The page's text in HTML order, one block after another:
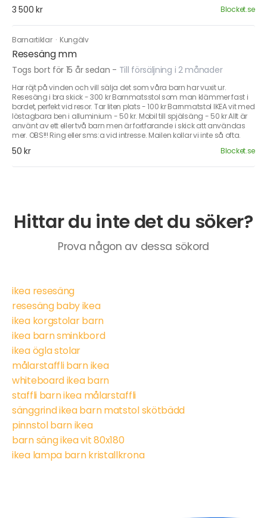
3 500 kr Blocket.se
Barnartiklar · Kungälv
Resesäng mm
Togs bort för 15 år sedan - Till försäljning i 2 månader
Har röjt på vinden och vill sälja det som våra barn har vuxit ur.
Resesäng i bra skick - 300 kr Barnmatsstol som man klämmer fast i
bordet, perfekt vid resor. Tar liten plats - 100 kr Barnmatstol IKEA vit med
löstagbara ben i alluminium - 50 kr. Mobil till spjälsäng - 50 kr Allt är
använt av ett eller två barn men är fortfarande i skick att användas
mer. OBS!!! Ring eller sms:a vid intresse. Mailen kollar vi inte så ofta.
50 kr Blocket.se
Hittar du inte det du söker?
Prova någon av dessa sökord
ikea resesäng
resesäng baby ikea
ikea korgstolar barn
ikea barn sminkbord
ikea ögla stolar
målarstaffli barn ikea
whiteboard ikea barn
staffli barn ikea målarstaffli
sänggrind ikea barn matstol skötbädd
pinnstol barn ikea
barn säng ikea vit 80x180
ikea lampa barn kristallkrona